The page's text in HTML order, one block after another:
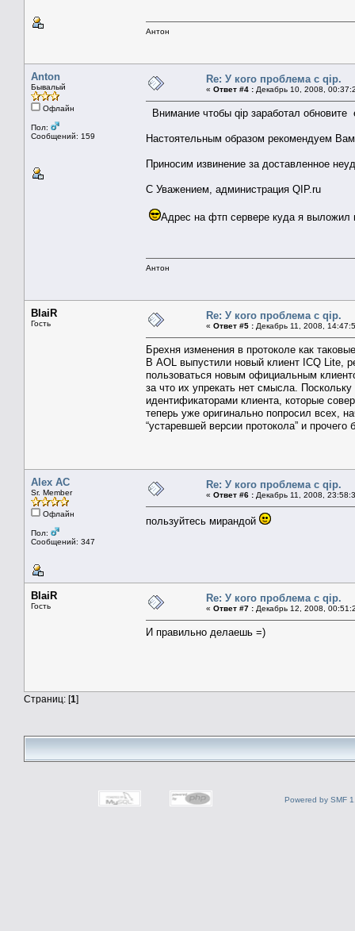
Антон
Anton
Бывалый
Офлайн
Пол:
Сообщений: 159
Re: У кого проблема с qip.
« Ответ #4 : Декабрь 10, 2008,
Внимание чтобы qip заработал обновите
Настоятельным образом рекомендуем
Приносим извинение за доставленное
С Уважением, администрация QIP.ru
Адрес на фтп сервере куда я
Антон
BlaiR
Гость
Re: У кого проблема с qip.
« Ответ #5 : Декабрь 11, 2008,
Брехня изменения в протоколе как
В AOL выпустили новый клиент ICQ Lite,
пользоваться новым официальным
за что их упрекать нет смысла.
идентификаторами клиента, которые
теперь уже оригинально попросил всех,
“устаревшей версии протокола” и
Alex AC
Sr. Member
Офлайн
Пол:
Сообщений: 347
Re: У кого проблема с qip.
« Ответ #6 : Декабрь 11, 2008,
пользуйтесь мирандой
BlaiR
Гость
Re: У кого проблема с qip.
« Ответ #7 : Декабрь 12, 2008,
И правильно делаешь =)
Страниц: [1]
Powered by SMF